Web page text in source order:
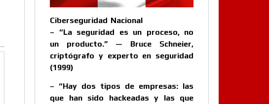
Ciberseguridad Nacional
– “La seguridad es un proceso, no
un producto.” — Bruce Schneier,
criptógrafo y experto en seguridad
(1999)
– “Hay dos tipos de empresas: las
que han sido hackeadas y las que